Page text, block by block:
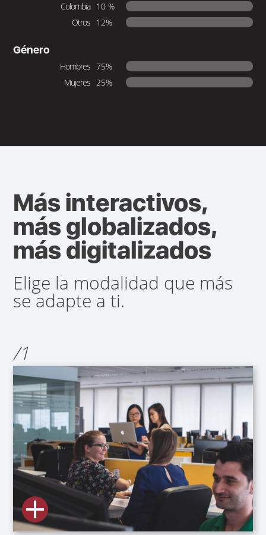
Colombia 10 %
Otros 12%
Género
Hombres 75%
Mujeres 25%
Más interactivos,
más globalizados,
más digitalizados
Elige la modalidad que más
se adapte a ti.
/1